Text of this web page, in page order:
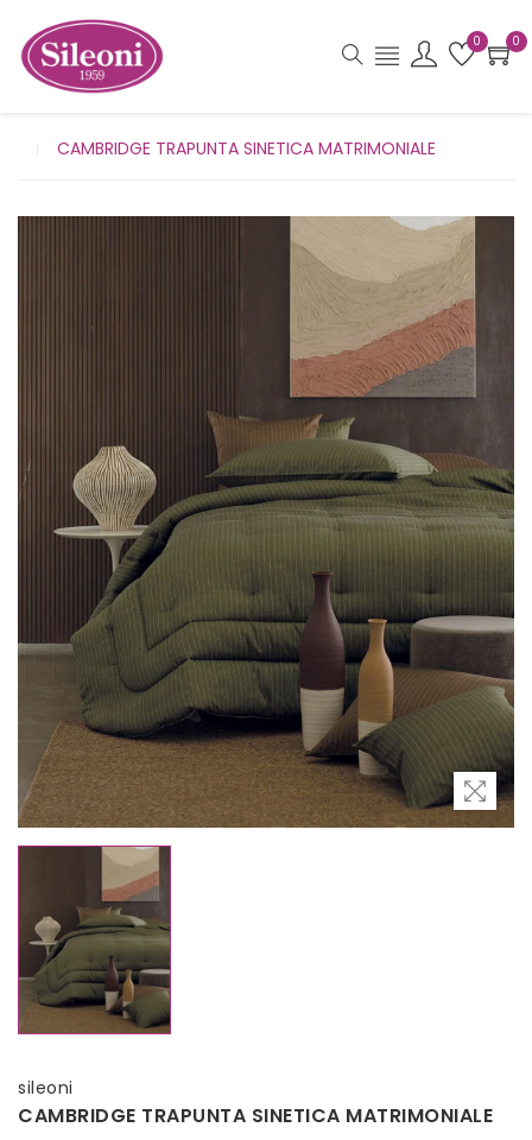
0 0
CAMBRIDGE TRAPUNTA SINETICA MATRIMONIALE
sileoni
CAMBRIDGE TRAPUNTA SINETICA MATRIMONIALE